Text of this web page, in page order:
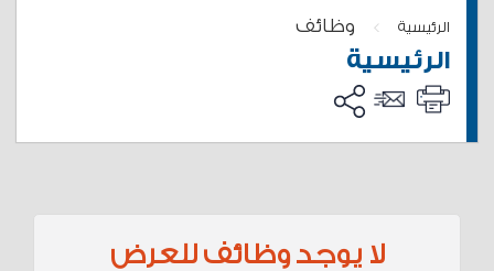
الرئيسية > وظائف
الرئيسية
لا يوجد وظائف للعرض